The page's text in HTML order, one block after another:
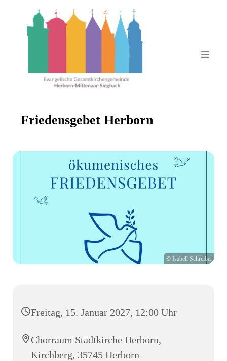
Friedensgebet Herborn
© Isabell Schreiber
Freitag, 15. Januar 2027, 12:00 Uhr
Chorraum Stadtkirche Herborn,
Kirchberg, 35745 Herborn